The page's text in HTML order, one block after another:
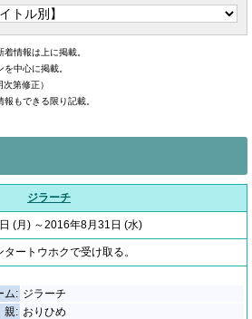
情報は上に掲載。
中心に掲載。
第修正）
もできる限り記載。
ジラーチ
(月) ～2016年8月31日 (水)
ートウホクで受け取る。
ム: ジラーチ
親: おりひめ